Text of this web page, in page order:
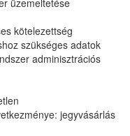
üzemeltetése
kötelezettség
szükséges adatok
adminisztrációs
jegyvásárlás